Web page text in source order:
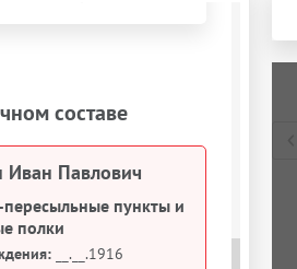
составе
Иван Павлович
пункты и
полки
__.__.1916